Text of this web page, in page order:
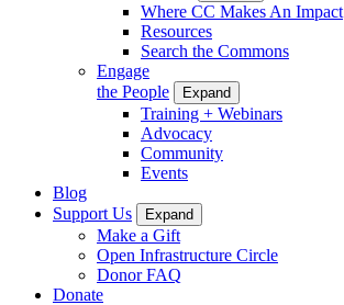
Where CC Makes An Impact
Resources
Search the Commons
Engage
the People
Expand
Training + Webinars
Advocacy
Community
Events
Blog
Support Us
Expand
Make a Gift
Open Infrastructure Circle
Donor FAQ
Donate